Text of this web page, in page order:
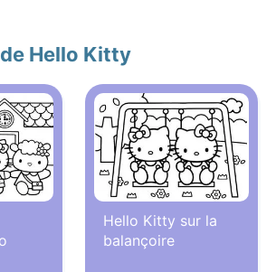
Hello Kitty
Hello Kitty sur la
balançoire